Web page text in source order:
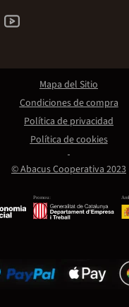
Promou:
© Abacus Cooperativa 2023
Mapa del Sitio
Condiciones de compra
Política de privacidad
Política de cookies